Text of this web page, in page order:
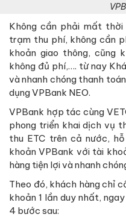
Không cần phải mất thời
trạm thu phí, không cần
khoản giao thông, cũng
không đủ phí,…. từ nay
và nhanh chóng thanh
dụng VPBank NEO.
VPBank hợp tác cùng
phong triển khai dịch vụ
thu ETC trên cả nước,
khoản VPBank với tài
hàng tiện lợi và nhanh
Theo đó, khách hàng chỉ
khoản 1 lần duy nhất,
4 bước sau: